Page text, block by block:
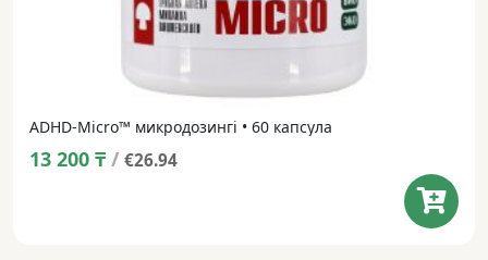
ADHD-Micro™ микродозингі • 60 капсула
13 200 ₸ / €26.94